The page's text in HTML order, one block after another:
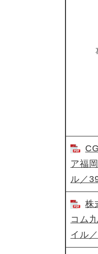
ア福
ル／
株
コム
イル